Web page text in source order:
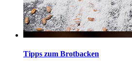
Tipps zum Brotbacken